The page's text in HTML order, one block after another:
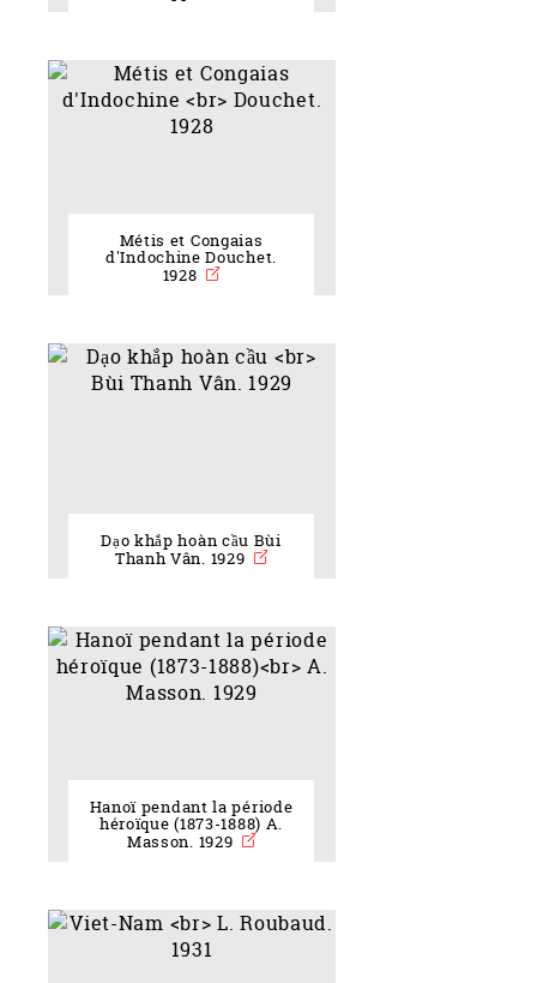
Métis et Congaias
d'Indochine Douchet.
1928
Dạo khắp hoàn cầu Bùi
Thanh Vân. 1929
Hanoï pendant la période
héroïque (1873-1888) A.
Masson. 1929